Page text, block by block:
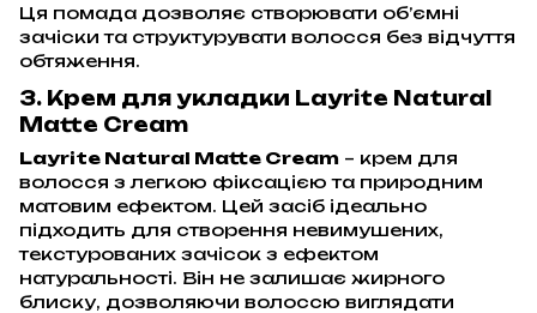
Ця помада дозволяє створювати об’ємні
зачіски та структурувати волосся без відчуття
обтяження.
3. Крем для укладки Layrite Natural
Matte Cream
Layrite Natural Matte Cream – крем для
волосся з легкою фіксацією та природним
матовим ефектом. Цей засіб ідеально
підходить для створення невимушених,
текстурованих зачісок з ефектом
натуральності. Він не залишає жирного
блиску, дозволяючи волоссю виглядати